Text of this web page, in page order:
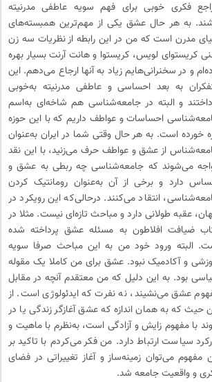
فکری خوبی برای فهم سویه عاطفی مدرنیته
به هر حال عشق یکی از مهم‌ترین همبسته‌های
مدرن است که من در این رابطه از نظریات سه زن
کریستوای لویس، کریستوا و هانت آرنت بسیار بهره
و در سخنرانی‌هایم زیاد به آنها ارجاع می‌دهم. این
به بعد احساسی و عاطفی مدرنیته به‌خوبی
و البته در جامعه‌شناسی هم شاخه‌ای به‌اسم
احساسات و عواطف داریم که با این حوزه
خورده است. به هر حال وقتی شما در ایران به‌عنوان
از عشق و عواطف حرف می‌زنید، با این نقد
می‌شوند که جامعه‌شناسی چه ربطی به عشق و
دارد و برخی از آن به‌عنوان رومانتیک کردن
انتقاد می‌کنند. درحالی‌که این رویکرد در
عقبه طولانی دارد و مباحث تازه‌ای نیست. مثلا در
ضیافت افلاطون به مسئله عشق پرداخته شده
البته ورود خود من به این مباحث صرفا سویه
و آکادمیک نبود. عشق برای من کاملا یک مقوله
بود. به این دلیل که من معتقدم آنچه در مقابل
عشق می‌نشیند، نه نفرت که ایدئولوژی است. از
حیث که به همان اندازه که عشق آغازگر زندگی یا در
با مفهوم زایش و آزادگی است، به‌نظرم با ماهیت و
سیاست ارتباط دارد. من فکر می‌کردم با تاکید بر
مفهوم می‌توان زمینه‌ساز و آغاز تغییراتی در فضای
و واقعیت جامعه شد.